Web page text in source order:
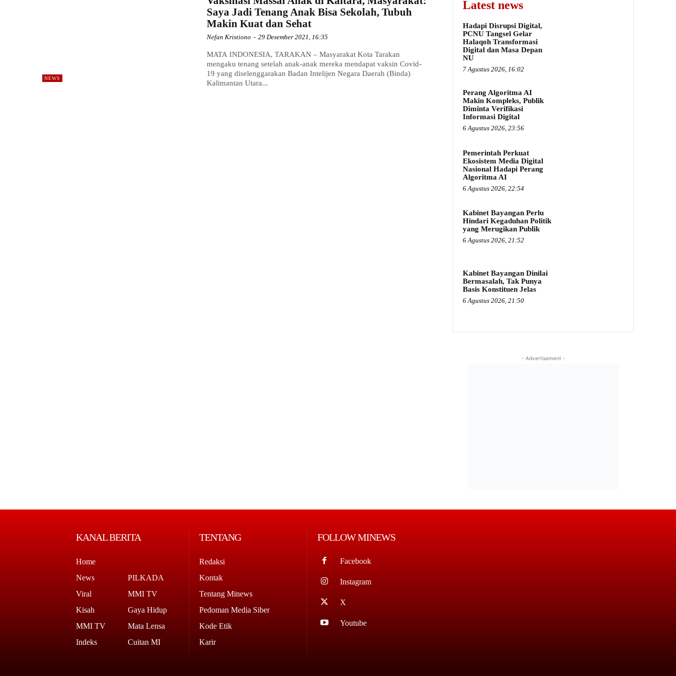
NEWS
Saya Jadi Tenang Anak Bisa Sekolah, Tubuh
Makin Kuat dan Sehat
Nefan Kristiono - 29 Desember 2021, 16:35
MATA INDONESIA, TARAKAN – Masyarakat Kota Tarakan
mengaku tenang setelah anak-anak mereka mendapat vaksin Covid-
19 yang diselenggarakan Badan Intelijen Negara Daerah (Binda)
Kalimantan Utara...
Latest news
Hadapi Disrupsi Digital,
PCNU Tangsel Gelar
Halaqoh Transformasi
Digital dan Masa Depan
NU
7 Agustus 2026, 16:02
Perang Algoritma AI
Makin Kompleks, Publik
Diminta Verifikasi
Informasi Digital
6 Agustus 2026, 23:56
Pemerintah Perkuat
Ekosistem Media Digital
Nasional Hadapi Perang
Algoritma AI
6 Agustus 2026, 22:54
Kabinet Bayangan Perlu
Hindari Kegaduhan Politik
yang Merugikan Publik
6 Agustus 2026, 21:52
Kabinet Bayangan Dinilai
Bermasalah, Tak Punya
Basis Konstituen Jelas
6 Agustus 2026, 21:50
- Advertisement -
KANAL BERITA
Home
News
Viral
Kisah
MMI TV
Indeks
PILKADA
MMI TV
Gaya Hidup
Mata Lensa
Cuitan MI
TENTANG
Redaksi
Kontak
Tentang Minews
Pedoman Media Siber
Kode Etik
Karir
FOLLOW MINEWS
Facebook
Instagram
X
Youtube